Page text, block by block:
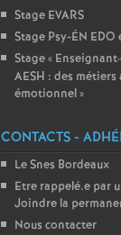
Stage EVARS
Stage Psy-ÉN EDO
Stage « Enseignant·
AESH : des
émotionnel»
CONTACTS -
Le Snes Bordeaux
Etre rappelé.e par
Joindre la
Nous contacter